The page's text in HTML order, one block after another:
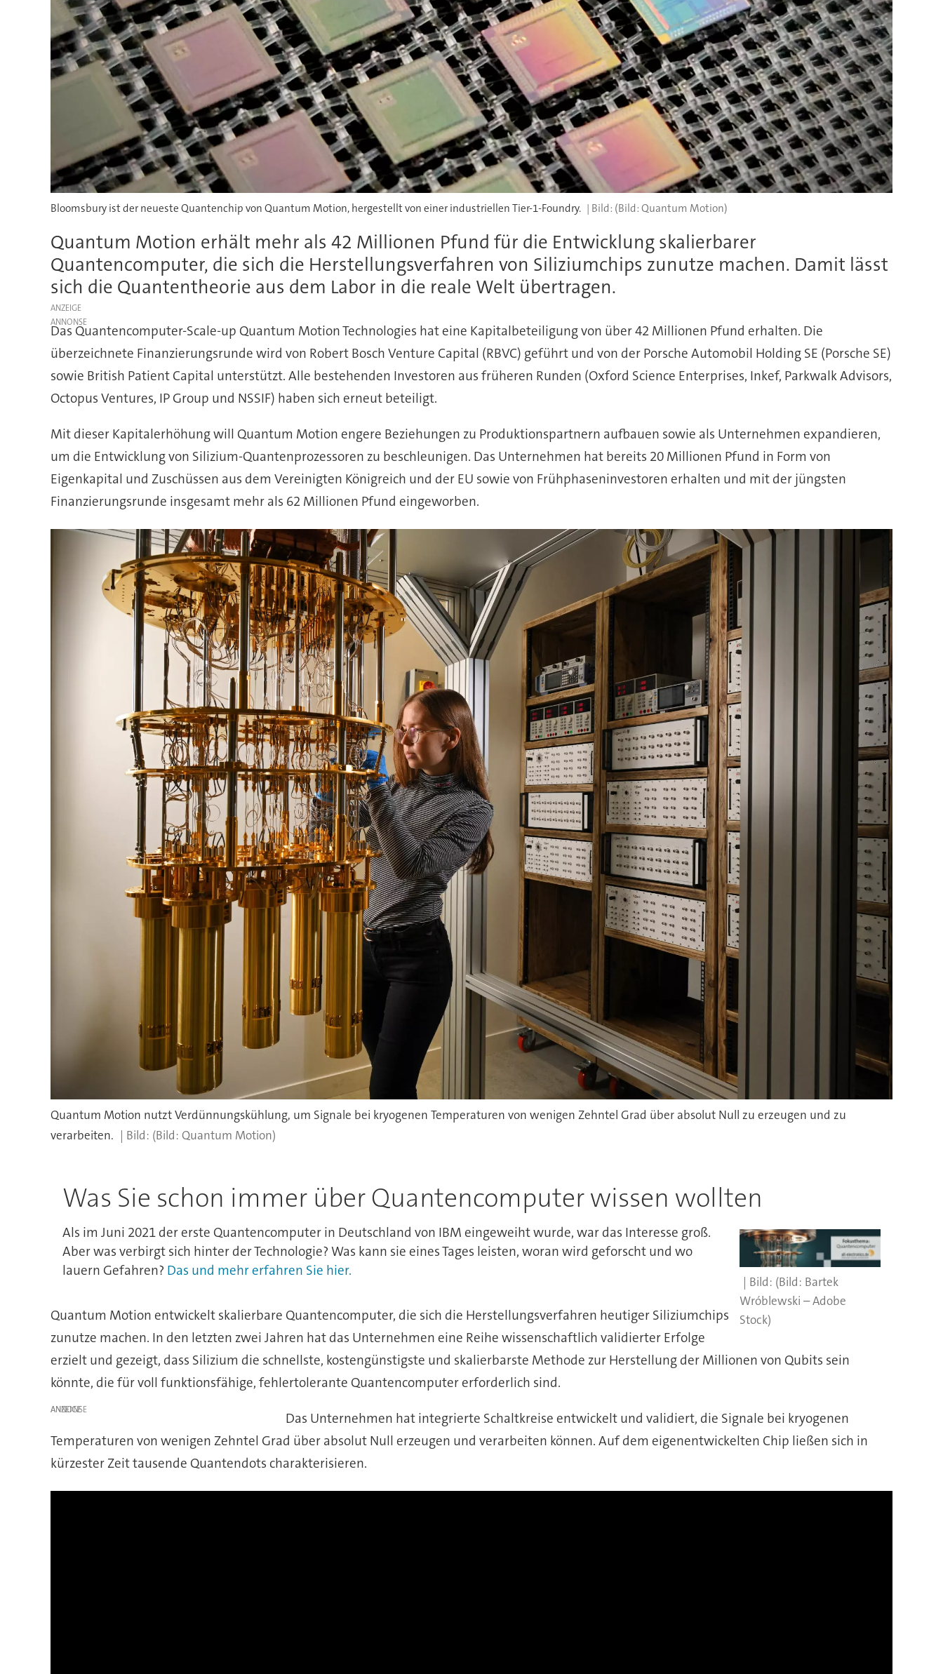
Bloomsbury ist der neueste Quantenchip von Quantum Motion, hergestellt von einer industriellen Tier-1-Foundry. (Bild: Quantum Motion)
Quantum Motion erhält mehr als 42 Millionen Pfund für die Entwicklung skalierbarer
Quantencomputer, die sich die Herstellungsverfahren von Siliziumchips zunutze machen. Damit lässt
sich die Quantentheorie aus dem Labor in die reale Welt übertragen.
ANZEIGE
Das Quantencomputer-Scale-up Quantum Motion Technologies hat eine Kapitalbeteiligung von über 42 Millionen Pfund erhalten. Die
überzeichnete Finanzierungsrunde wird von Robert Bosch Venture Capital (RBVC) geführt und von der Porsche Automobil Holding SE (Porsche SE)
sowie British Patient Capital unterstützt. Alle bestehenden Investoren aus früheren Runden (Oxford Science Enterprises, Inkef, Parkwalk Advisors,
Octopus Ventures, IP Group und NSSIF) haben sich erneut beteiligt.
Mit dieser Kapitalerhöhung will Quantum Motion engere Beziehungen zu Produktionspartnern aufbauen sowie als Unternehmen expandieren,
um die Entwicklung von Silizium-Quantenprozessoren zu beschleunigen. Das Unternehmen hat bereits 20 Millionen Pfund in Form von
Eigenkapital und Zuschüssen aus dem Vereinigten Königreich und der EU sowie von Frühphaseninvestoren erhalten und mit der jüngsten
Finanzierungsrunde insgesamt mehr als 62 Millionen Pfund eingeworben.
Quantum Motion nutzt Verdünnungskühlung, um Signale bei kryogenen Temperaturen von wenigen Zehntel Grad über absolut Null zu erzeugen und zu
verarbeiten.
(Bild: Quantum Motion)
Was Sie schon immer über Quantencomputer wissen wollten
(Bild: Bartek
Wróblewski – Adobe
Stock)
Als im Juni 2021 der erste Quantencomputer in Deutschland von IBM eingeweiht wurde, war das Interesse groß.
Aber was verbirgt sich hinter der Technologie? Was kann sie eines Tages leisten, woran wird geforscht und wo
lauern Gefahren? Das und mehr erfahren Sie hier.
Quantum Motion entwickelt skalierbare Quantencomputer, die sich die Herstellungsverfahren heutiger Siliziumchips
zunutze machen. In den letzten zwei Jahren hat das Unternehmen eine Reihe wissenschaftlich validierter Erfolge
erzielt und gezeigt, dass Silizium die schnellste, kostengünstigste und skalierbarste Methode zur Herstellung der Millionen von Qubits sein
könnte, die für voll funktionsfähige, fehlertolerante Quantencomputer erforderlich sind.
ANZEIGE
Das Unternehmen hat integrierte Schaltkreise entwickelt und validiert, die Signale bei kryogenen
Temperaturen von wenigen Zehntel Grad über absolut Null erzeugen und verarbeiten können. Auf dem eigenentwickelten Chip ließen sich in
kürzester Zeit tausende Quantendots charakterisieren.